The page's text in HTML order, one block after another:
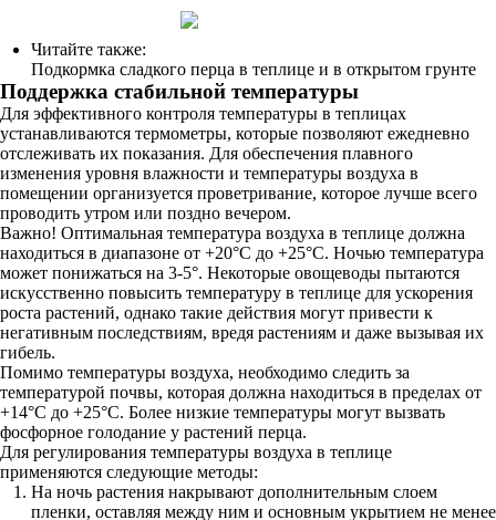
Читайте также:
Подкормка сладкого перца в теплице и в открытом грунте
Поддержка стабильной температуры
Для эффективного контроля температуры в теплицах
устанавливаются термометры, которые позволяют ежедневно
отслеживать их показания. Для обеспечения плавного
изменения уровня влажности и температуры воздуха в
помещении организуется проветривание, которое лучше всего
проводить утром или поздно вечером.
Важно! Оптимальная температура воздуха в теплице должна
находиться в диапазоне от +20°С до +25°С. Ночью температура
может понижаться на 3-5°. Некоторые овощеводы пытаются
искусственно повысить температуру в теплице для ускорения
роста растений, однако такие действия могут привести к
негативным последствиям, вредя растениям и даже вызывая их
гибель.
Помимо температуры воздуха, необходимо следить за
температурой почвы, которая должна находиться в пределах от
+14°С до +25°С. Более низкие температуры могут вызвать
фосфорное голодание у растений перца.
Для регулирования температуры воздуха в теплице
применяются следующие методы:
На ночь растения накрывают дополнительным слоем
пленки, оставляя между ним и основным укрытием не менее